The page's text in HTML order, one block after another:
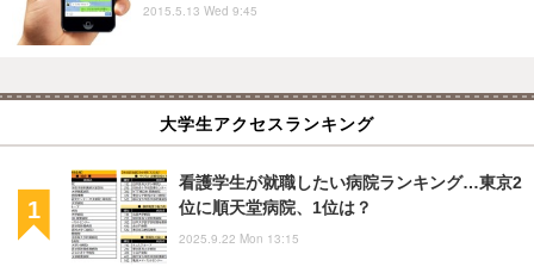
2015.5.13 Wed 9:45
大学生アクセスランキング
看護学生が就職したい病院ランキング…東京2
位に順天堂病院、1位は？
2025.9.22 Mon 13:15